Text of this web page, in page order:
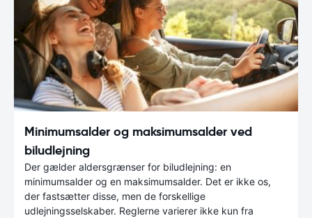
Minimumsalder og maksimumsalder ved
biludlejning
Der gælder aldersgrænser for biludlejning: en
minimumsalder og en maksimumsalder. Det er ikke os,
der fastsætter disse, men de forskellige
udlejningsselskaber. Reglerne varierer ikke kun fra